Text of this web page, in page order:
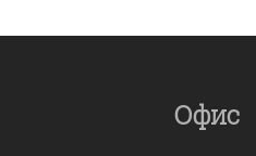
Офис